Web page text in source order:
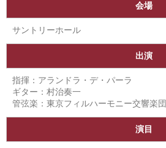
会場
サントリーホール
出演
指揮：アランドラ・デ・パーラ
ギター：村治奏一
管弦楽： 東京フィルハーモニー交響楽団
演目